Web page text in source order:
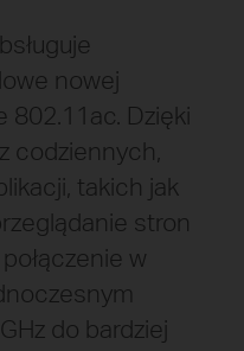
nowej
802.11ac. Dzięki
codziennych,
takich jak
stron
w
do bardziej